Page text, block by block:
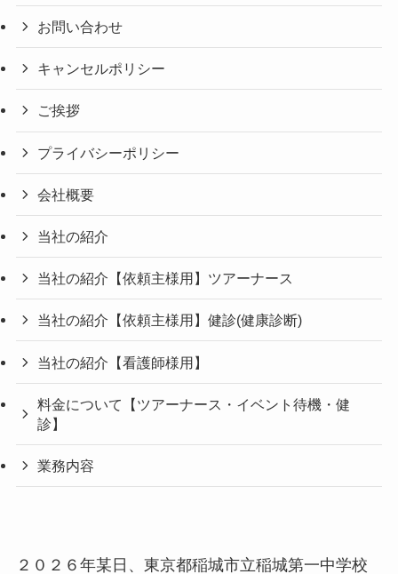
お問い合わせ
キャンセルポリシー
ご挨拶
プライバシーポリシー
会社概要
当社の紹介
当社の紹介【依頼主様用】ツアーナース
当社の紹介【依頼主様用】健診(健康診断)
当社の紹介【看護師様用】
料金について【ツアーナース・イベント待機・健
診】
業務内容
２０２６年某日、東京都稲城市立稲城第一中学校